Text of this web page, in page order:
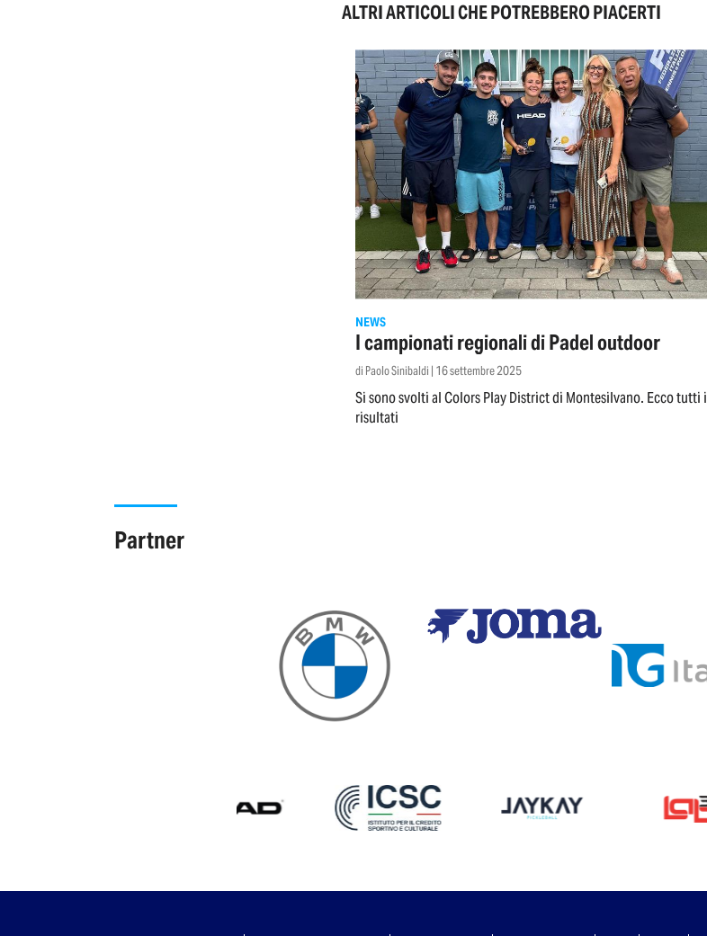
ALTRI ARTICOLI CHE POTREBBERO PIACERTI
NEWS
I campionati regionali di Padel outdoor
di Paolo Sinibaldi | 16 settembre 2025
Si sono svolti al Colors Play District di Montesilvano. Ecco tutti i
risultati
Partner